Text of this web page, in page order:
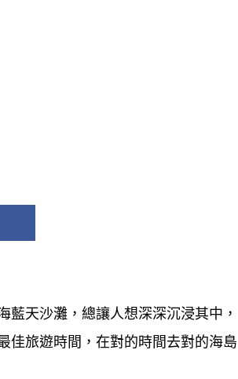
天沙灘，總讓人想深深沉浸其中，
佳旅遊時間，在對的時間去對的海島